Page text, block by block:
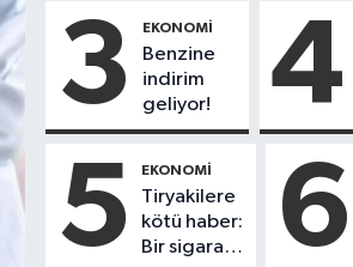
başkanı Yeni
Parti'ye
geçiyor
3 EKONOMI
Benzine
indirim
geliyor!
4
5 EKONOMI
Tiryakilere
kötü haber:
Bir sigara
6